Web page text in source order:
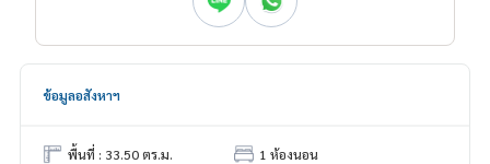
ข้อมูลอสังหาฯ
พื้นที่ : 33.50 ตร.ม.
1 ห้องนอน